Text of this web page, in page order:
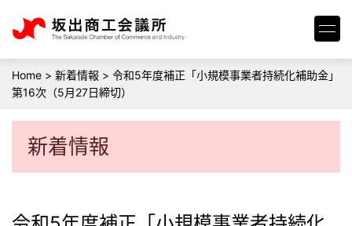
Home > 新着情報 > 令和5年度補正「小規模事業者持続化補助金」
第16次（5月27日締切）
新着情報